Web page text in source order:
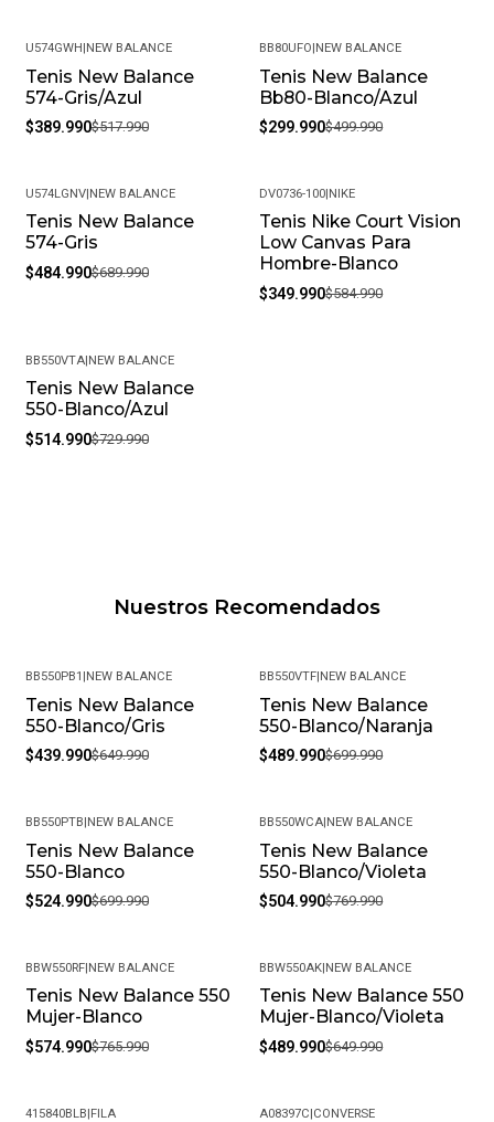
-25%
U574GWH|NEW BALANCE
Tenis New Balance
574-Gris/Azul
$389.990$517.990
-40%
BB80UFO|NEW BALANCE
Tenis New Balance
Bb80-Blanco/Azul
$299.990$499.990
-30%
U574LGNV|NEW BALANCE
Tenis New Balance
574-Gris
$484.990$689.990
-40%
DV0736-100|NIKE
Tenis Nike Court Vision
Low Canvas Para
Hombre-Blanco
$349.990$584.990
-29%
BB550VTA|NEW BALANCE
Tenis New Balance
550-Blanco/Azul
$514.990$729.990
Nuestros Recomendados
-32%
BB550PB1 |NEW BALANCE
Tenis New Balance
550-Blanco/Gris
$439.990$649.990
-30%
BB550VTF|NEW BALANCE
Tenis New Balance
550-Blanco/Naranja
$489.990$699.990
-25%
BB550PTB|NEW BALANCE
Tenis New Balance
550-Blanco
$524.990$699.990
-34%
BB550WCA|NEW BALANCE
Tenis New Balance
550-Blanco/Violeta
$504.990$769.990
-25%
BBW550RF|NEW BALANCE
Tenis New Balance 550
Mujer-Blanco
$574.990$765.990
-25%
BBW550AK|NEW BALANCE
Tenis New Balance 550
Mujer-Blanco/Violeta
$489.990$649.990
415840BLB|FILA A08397C|CONVERSE